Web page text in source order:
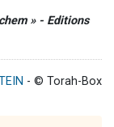
» - Editions
- © Torah-Box